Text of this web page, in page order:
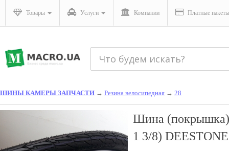
Товары Услуги Компании Платные пакеты
ШИНЫ КАМЕРЫ ЗАПЧАСТИ → Резина велосипедная → 28
Шина (покрышка)
1 3/8)